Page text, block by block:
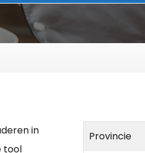
in
tool
Provincie